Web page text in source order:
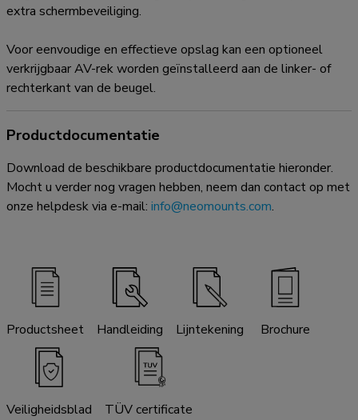
extra schermbeveiliging.
Voor eenvoudige en effectieve opslag kan een optioneel
verkrijgbaar AV-rek worden geïnstalleerd aan de linker- of
rechterkant van de beugel.
Productdocumentatie
Download de beschikbare productdocumentatie hieronder.
Mocht u verder nog vragen hebben, neem dan contact op met
onze helpdesk via e-mail: info@neomounts.com.
Productsheet Handleiding Lijntekening Brochure
Veiligheidsblad TÜV certificate